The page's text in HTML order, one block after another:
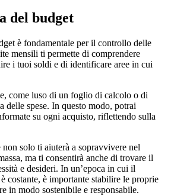
del budget
è fondamentale per il controllo delle
mensili ti permette di comprendere
i tuoi soldi e di identificare aree in cui
come luso di un foglio di calcolo o di
delle spese. In questo modo, potrai
su ogni acquisto, riflettendo sulla
solo ti aiuterà a sopravvivere nel
ma ti consentirà anche di trovare il
e desideri. In un’epoca in cui il
costante, è importante stabilire le proprie
in modo sostenibile e responsabile.